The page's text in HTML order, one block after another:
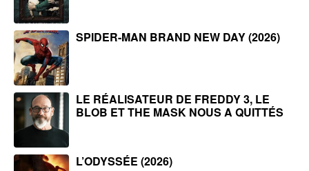
SPIDER-MAN BRAND NEW DAY (2026)
LE RÉALISATEUR DE FREDDY 3, LE
BLOB ET THE MASK NOUS A QUITTÉS
L’ODYSSÉE (2026)